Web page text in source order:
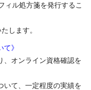
ィル処方箋を発行するこ
します。
》
、オンライン資格確認を
いて、一定程度の実績を